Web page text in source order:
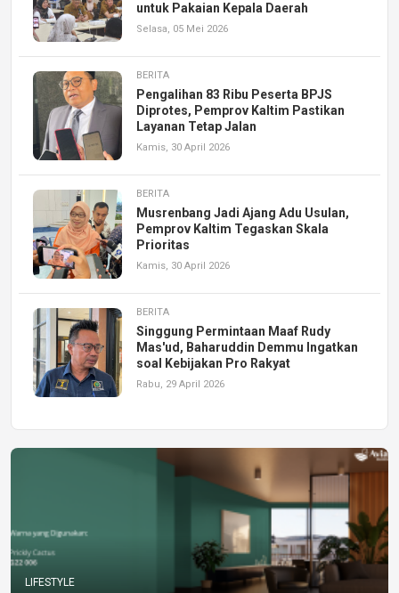
untuk Pakaian Kepala Daerah
Selasa, 05 Mei 2026
BERITA
Pengalihan 83 Ribu Peserta BPJS
Diprotes, Pemprov Kaltim Pastikan
Layanan Tetap Jalan
Kamis, 30 April 2026
BERITA
Musrenbang Jadi Ajang Adu Usulan,
Pemprov Kaltim Tegaskan Skala
Prioritas
Kamis, 30 April 2026
BERITA
Singgung Permintaan Maaf Rudy
Mas'ud, Baharuddin Demmu Ingatkan
soal Kebijakan Pro Rakyat
Rabu, 29 April 2026
LIFESTYLE